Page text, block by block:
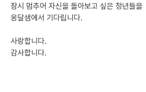
잠시 멈추어 자신을 돌아보고 싶은 청년들을
옹달샘에서 기다립니다.
사랑합니다.
감사합니다.